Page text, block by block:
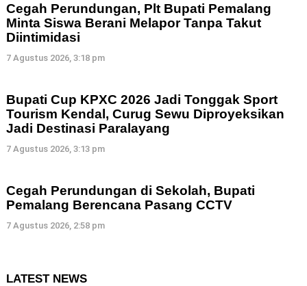
Cegah Perundungan, Plt Bupati Pemalang
Minta Siswa Berani Melapor Tanpa Takut
Diintimidasi
7 Agustus 2026, 3:18 pm
Bupati Cup KPXC 2026 Jadi Tonggak Sport
Tourism Kendal, Curug Sewu Diproyeksikan
Jadi Destinasi Paralayang
7 Agustus 2026, 3:13 pm
Cegah Perundungan di Sekolah, Bupati
Pemalang Berencana Pasang CCTV
7 Agustus 2026, 2:58 pm
LATEST NEWS